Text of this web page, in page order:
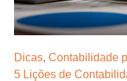
Dicas, Contabilidade
5 Lições de